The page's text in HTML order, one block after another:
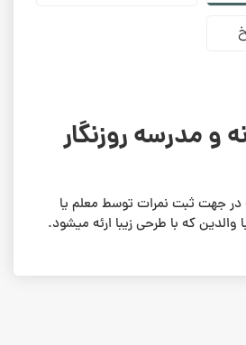
و مدرسه روزنگار
در جهت ثبت نمرات توسط معلم یا
که با طرحی زیبا ارئه میشود.